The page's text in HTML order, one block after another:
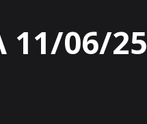
11/06/25